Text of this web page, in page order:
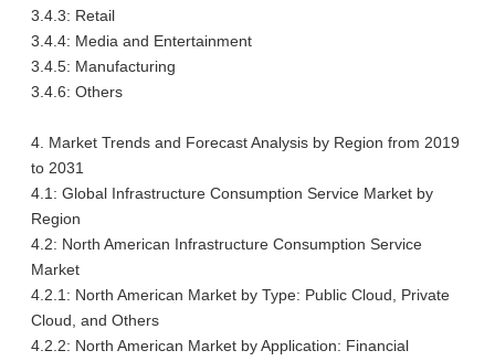
3.4.3: Retail
3.4.4: Media and Entertainment
3.4.5: Manufacturing
3.4.6: Others
4. Market Trends and Forecast Analysis by Region from 2019
to 2031
4.1: Global Infrastructure Consumption Service Market by
Region
4.2: North American Infrastructure Consumption Service
Market
4.2.1: North American Market by Type: Public Cloud, Private
Cloud, and Others
4.2.2: North American Market by Application: Financial